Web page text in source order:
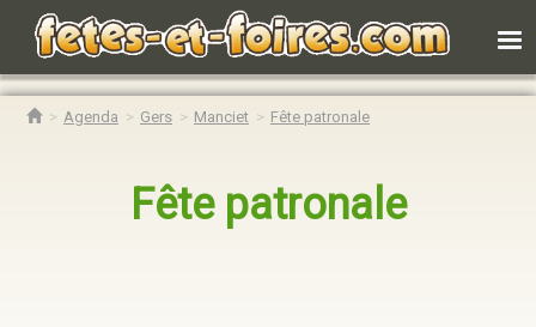
Agenda Gers Manciet Fête patronale
Fête patronale